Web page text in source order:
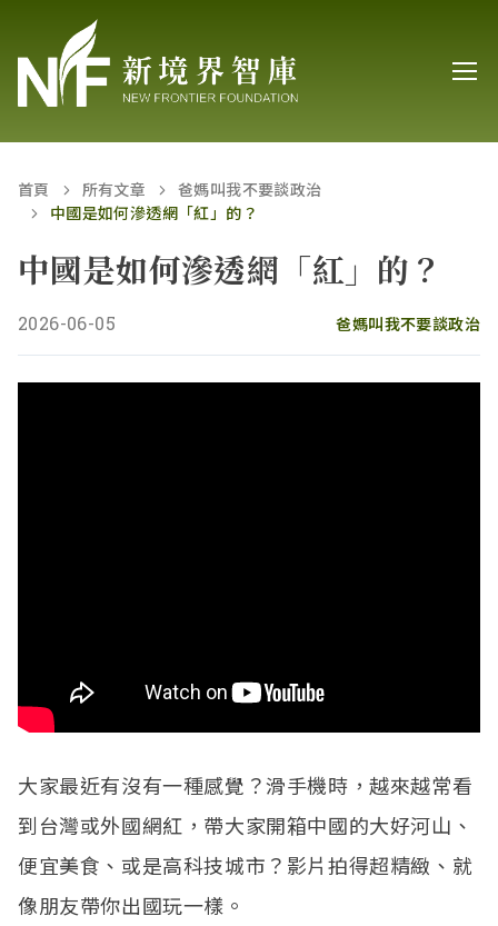
首頁 所有文章
爸媽叫我不要談政治
中國是如何滲透網「紅」的？
中國是如何滲透網「紅」的？
2026-06-05 爸媽叫我不要談政治
大家最近有沒有一種感覺？滑手機時，越來越常看
到台灣或外國網紅，帶大家開箱中國的大好河山、
便宜美食、或是高科技城市？影片拍得超精緻、就
像朋友帶你出國玩一樣。